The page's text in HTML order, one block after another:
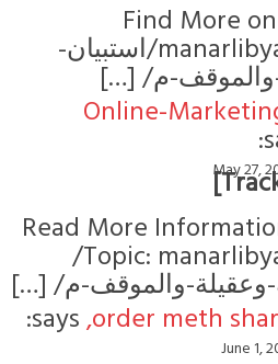
[…]
manarlibya.com/2022/06/27/استبيان-
م/ […]
Online-
[…] Read More
Topic: manarlibya.com/2022/06/27/
والموقف-م/ […]
order
says: